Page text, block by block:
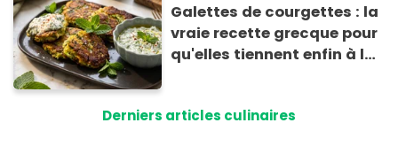
Galettes de courgettes : la
vraie recette grecque pour
qu'elles tiennent enfin à la
Derniers articles culinaires